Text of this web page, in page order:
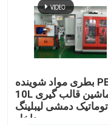
بطری مواد شوینده PE
10L در ماشین قالب گیری
دمشی لیبلینگ
داخل